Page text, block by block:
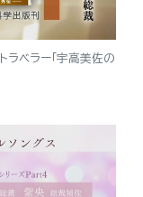
ラベラー「宇高美佐の